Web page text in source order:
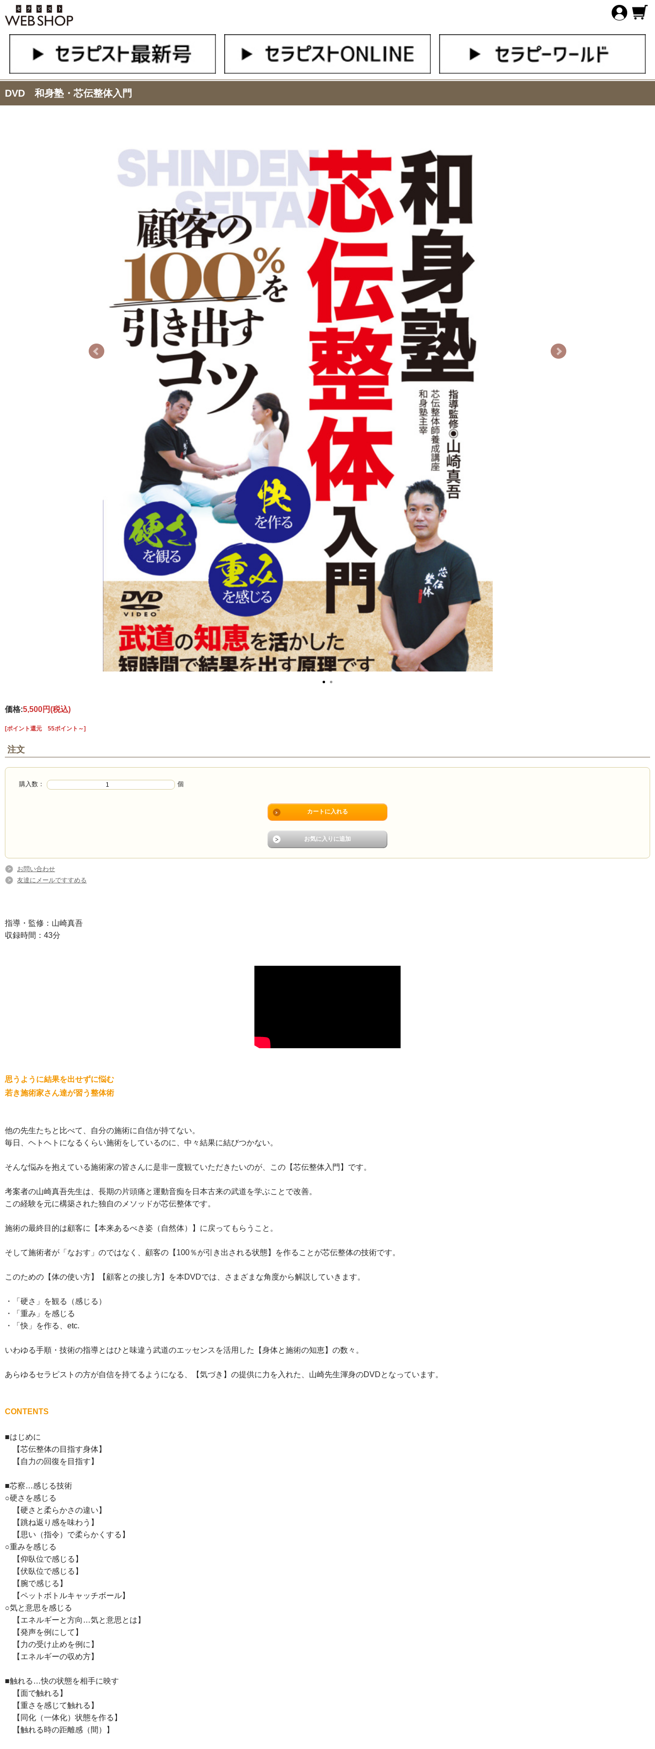
DVD 和身塾・芯伝整体入門
価格:5,500円(税込)
[ポイント還元 55ポイント～]
注文
購入数： 個
お問い合わせ
友達にメールですすめる
指導・監修：山崎真吾
収録時間：43分
思うように結果を出せずに悩む
若き施術家さん達が習う整体術
他の先生たちと比べて、自分の施術に自信が持てない。
毎日、ヘトヘトになるくらい施術をしているのに、中々結果に結びつかない。
そんな悩みを抱えている施術家の皆さんに是非一度観ていただきたいのが、この【芯伝整体入門】です。
考案者の山崎真吾先生は、長期の片頭痛と運動音痴を日本古来の武道を学ぶことで改善。
この経験を元に構築された独自のメソッドが芯伝整体です。
施術の最終目的は顧客に【本来あるべき姿（自然体）】に戻ってもらうこと。
そして施術者が「なおす」のではなく、顧客の【100％が引き出される状態】を作ることが芯伝整体の技術です。
このための【体の使い方】【顧客との接し方】を本DVDでは、さまざまな角度から解説していきます。
・「硬さ」を観る（感じる）
・「重み」を感じる
・「快」を作る、etc.
いわゆる手順・技術の指導とはひと味違う武道のエッセンスを活用した【身体と施術の知恵】の数々。
あらゆるセラピストの方が自信を持てるようになる、【気づき】の提供に力を入れた、山崎先生渾身のDVDとなっています。
CONTENTS
■はじめに
【芯伝整体の目指す身体】
【自力の回復を目指す】
■芯察…感じる技術
○硬さを感じる
【硬さと柔らかさの違い】
【跳ね返り感を味わう】
【思い（指令）で柔らかくする】
○重みを感じる
【仰臥位で感じる】
【伏臥位で感じる】
【腕で感じる】
【ペットボトルキャッチボール】
○気と意思を感じる
【エネルギーと方向…気と意思とは】
【発声を例にして】
【力の受け止めを例に】
【エネルギーの収め方】
■触れる…快の状態を相手に映す
【面で触れる】
【重さを感じて触れる】
【同化（一体化）状態を作る】
【触れる時の距離感（間）】